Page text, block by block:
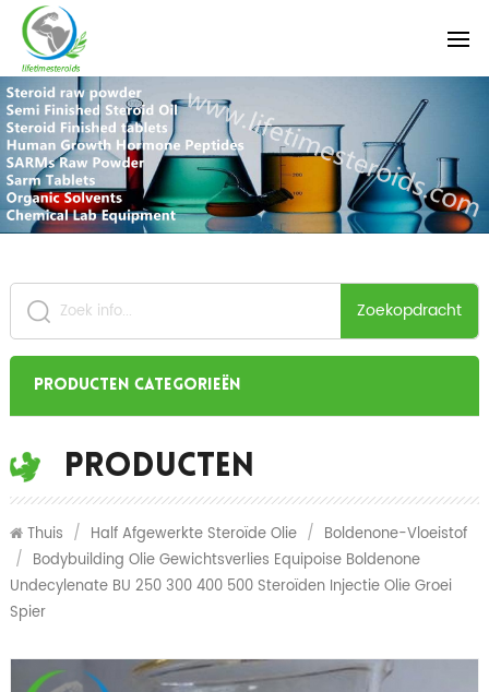
Zoekopdracht
Producten categorieën
Producten
Thuis / Half Afgewerkte Steroïde Olie / Boldenone-Vloeistof
/ Bodybuilding Olie Gewichtsverlies Equipoise Boldenone
Undecylenate BU 250 300 400 500 Steroïden Injectie Olie Groei
Spier